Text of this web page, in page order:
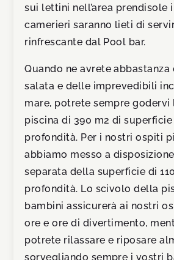
sui lettini nell’area prendisole
camerieri saranno lieti di
rinfrescante dal Pool bar.
Quando ne avrete abbastanza
salata e delle imprevedibili
mare, potrete sempre godervi
piscina di 390 m2 di superficie
profondità. Per i nostri ospiti
abbiamo messo a
separata della superficie di
profondità. Lo scivolo della
bambini assicurerà ai nostri
ore e ore di divertimento,
potrete rilassare e riposare
sorvegliando sempre i vostri